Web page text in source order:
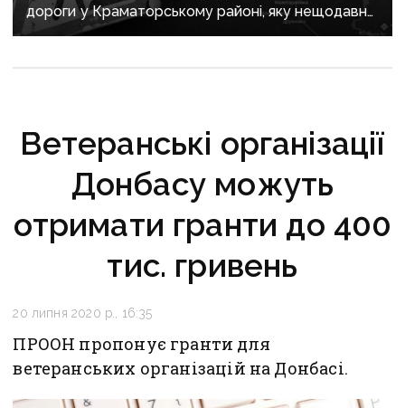
дороги у Краматорському районі, яку нещодавно
вже ремонтували
Ветеранські організації
Донбасу можуть
отримати гранти до 400
тис. гривень
20 липня 2020 р., 16:35
ПРООН пропонує гранти для
ветеранських організацій на Донбасі.